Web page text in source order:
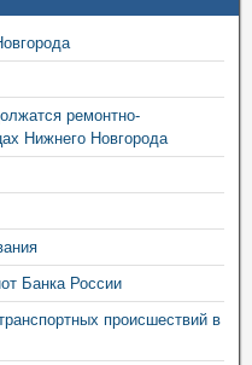
ремонтно-
Нижнего Новгорода
Банка России
происшествий в